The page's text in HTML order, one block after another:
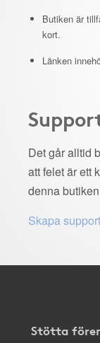
Butiken är
kort.
Länken
Det går alltid
att felet är ett
denna
Skapa
Stötta